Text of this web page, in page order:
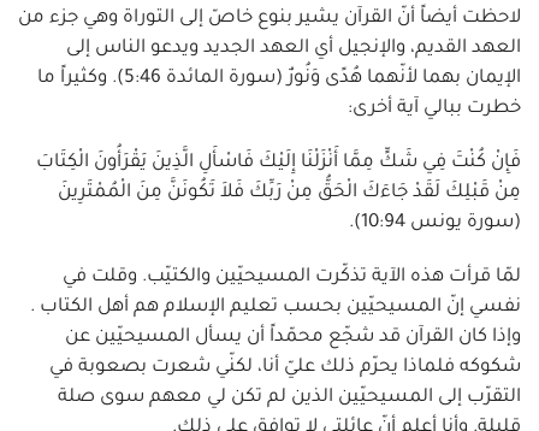
لاحظت أيضاً أنّ القرآن يشير بنوع خاصّ إلى التوراة وهي جزء من
العهد القديم، والإنجيل أي العهد الجديد ويدعو الناس إلى
الإيمان بهما لأنّهما هُدًى وَنُورٌ (سورة المائدة 5:46). وكثيراً ما
خطرت ببالي آية أخرى:
فَإِنْ كُنْتَ فِي شَكٍّ مِمَّا أَنْزَلْنَا إِلَيْكَ فَاسْأَلِ الَّذِينَ يَقْرَأُونَ الْكِتَابَ
مِنْ قَبْلِكَ لَقَدْ جَاءَكَ الْحَقُّ مِنْ رَبِّكَ فَلاَ تَكُونَنَّ مِنَ الْمُمْتَرِينَ
(سورة يونس 10:94).
لمّا قرأت هذه الآية تذكّرت المسيحيّين والكتيّب. وقلت في
نفسي إنّ المسيحيّين بحسب تعليم الإسلام هم أهل الكتاب .
وإذا كان القرآن قد شجّع محمّداً أن يسأل المسيحيّين عن
شكوكه فلماذا يحرّم ذلك عليّ أنا، لكنّي شعرت بصعوبة في
التقرّب إلى المسيحيّين الذين لم تكن لي معهم سوى صلة